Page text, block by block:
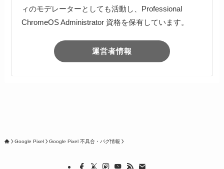
ィのモデレーターとしても活動し、Professional
ChromeOS Administrator 資格を保有しています。
運営者情報
Google Pixel Google Pixel 不具合・バグ情報